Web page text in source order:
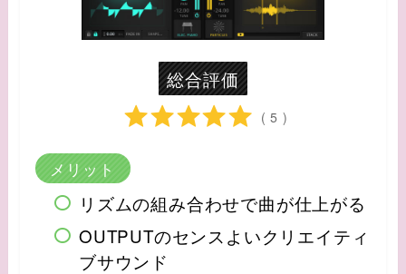
総合評価
( 5 )
メリット
リズムの組み合わせで曲が仕上がる
OUTPUTのセンスよいクリエイティ
ブサウンド